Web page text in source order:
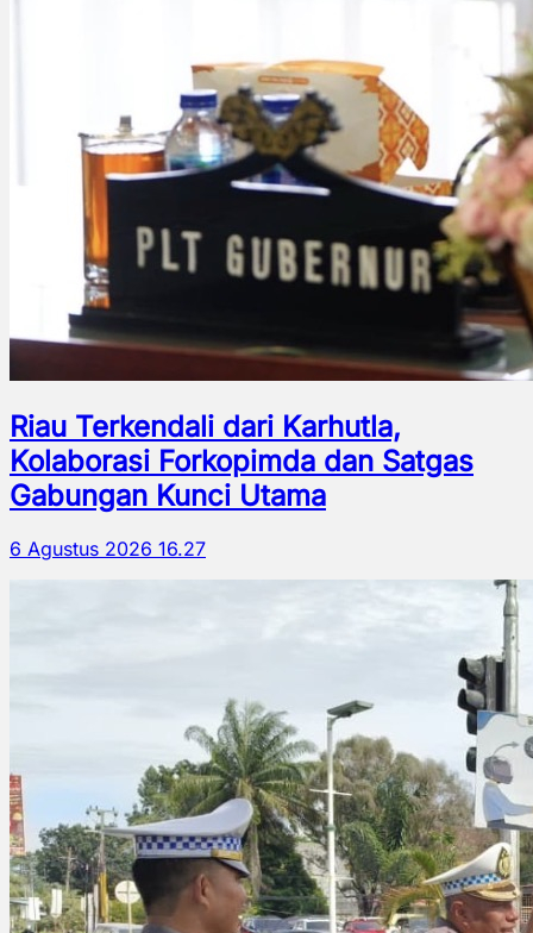
Riau Terkendali dari Karhutla,
Kolaborasi Forkopimda dan Satgas
Gabungan Kunci Utama
6 Agustus 2026 16.27